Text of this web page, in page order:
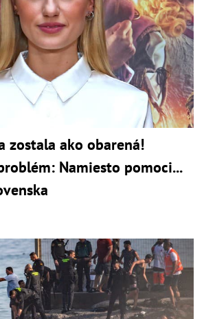
zostala ako obarená!
Namiesto pomoci...